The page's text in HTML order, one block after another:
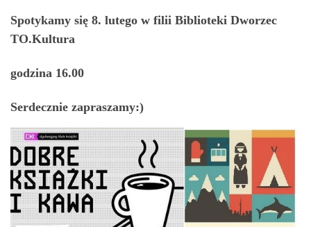
Spotykamy się 8. lutego w filii Biblioteki Dworzec
TO.Kultura
godzina 16.00
Serdecznie zapraszamy:)